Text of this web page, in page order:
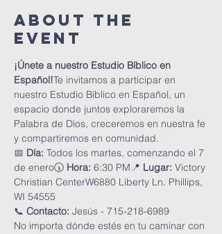
About The
Event
¡Únete a nuestro Estudio Bíblico en
Español!Te invitamos a participar en
nuestro Estudio Bíblico en Español, un
espacio donde juntos exploraremos la
Palabra de Dios, creceremos en nuestra fe
y compartiremos en comunidad.
📅 Día: Todos los martes, comenzando el 7
de enero🕠 Hora: 6:30 PM📍 Lugar: Victory
Christian CenterW6880 Liberty Ln. Phillips,
WI 54555
📞 Contacto: Jesús - 715-218-6989
No importa dónde estés en tu caminar con